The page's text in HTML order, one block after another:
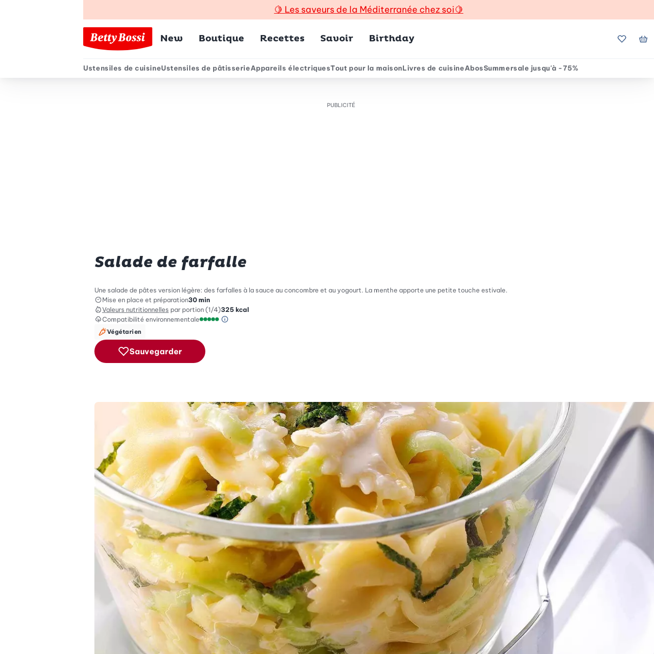
🍋 Les saveurs de la Méditerranée chez soi🍋
Menu principal
New Boutique Recettes Savoir Birthday Mes
Menu secondaire
Ustensiles de cuisineUstensiles de pâtisserieAppareils électriquesTout pour la maisonLivres de cuisineAbosSummersale jusqu'à -75%
PUBLICITÉ
Salade de farfalle
Une salade de pâtes version légère: des farfalles à la sauce au concombre et au yogourt. La menthe apporte une petite touche estivale.
Mise en place et préparation30 min
Valeurs nutritionnelles par portion (1/4)325 kcal
Compatibilité environnementale
Information sur l’échelle Green Betty
Végétarien
Sauvegarder